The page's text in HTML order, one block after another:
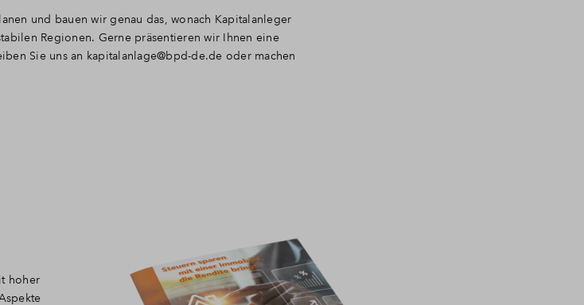
und bauen wir genau das, wonach Kapitalanleger
Regionen. Gerne präsentieren wir Ihnen eine
Sie uns an kapitalanlage@bpd-de.de oder machen
hoher